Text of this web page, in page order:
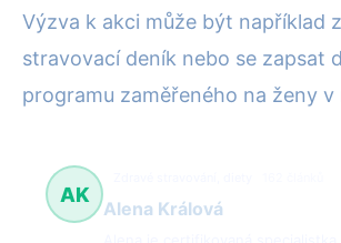
Výzva k akci může být například
stravovací deník nebo se zapsat
programu zaměřeného na ženy v
AK
Alena Králová